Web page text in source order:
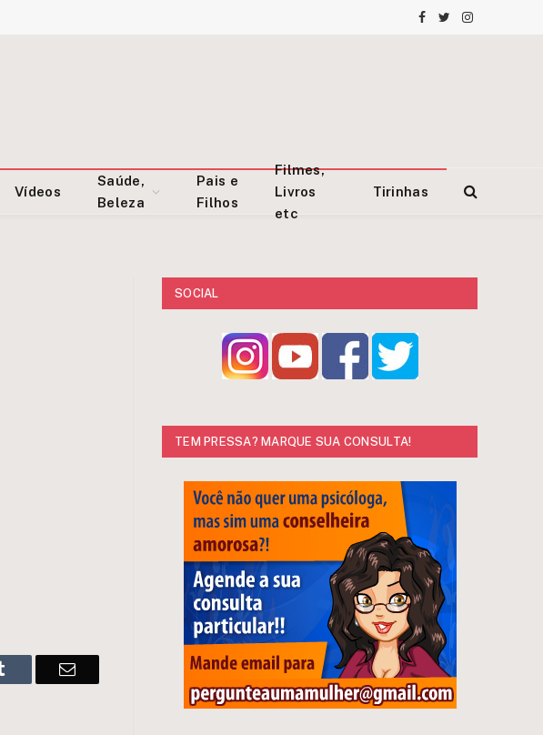
Facebook
TwitterInstagram
Vídeos
Saúde,
Beleza
Pais e
Filhos
Filmes,
Livros
etc
Tirinhas
Tumblr Email
SOCIAL
TEM PRESSA? MARQUE SUA CONSULTA!